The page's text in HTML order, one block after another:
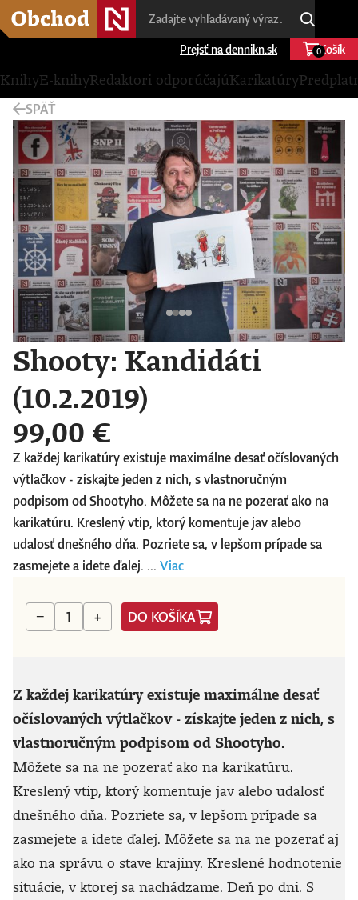
Prejsť na dennikn.sk Košík
0
KnihyE-knihyRedaktori odporúčajúKarikatúry
SPÄŤ
Shooty: Kandidáti
(10.2.2019)
99,00 €
Z každej karikatúry existuje maximálne desať očíslovaných
výtlačkov - získajte jeden z nich, s vlastnoručným
podpisom od Shootyho. Môžete sa na ne pozerať ako na
karikatúru. Kreslený vtip, ktorý komentuje jav alebo
udalosť dnešného dňa. Pozriete sa, v lepšom prípade sa
zasmejete a idete ďalej. ... Viac
− + DO KOŠÍKA
Z každej karikatúry existuje maximálne desať
očíslovaných výtlačkov - získajte jeden z nich, s
vlastnoručným podpisom od Shootyho.
Môžete sa na ne pozerať ako na karikatúru.
Kreslený vtip, ktorý komentuje jav alebo udalosť
dnešného dňa. Pozriete sa, v lepšom prípade sa
zasmejete a idete ďalej. Môžete sa na ne pozerať aj
ako na správu o stave krajiny. Kreslené hodnotenie
situácie, v ktorej sa nachádzame. Deň po dni. S